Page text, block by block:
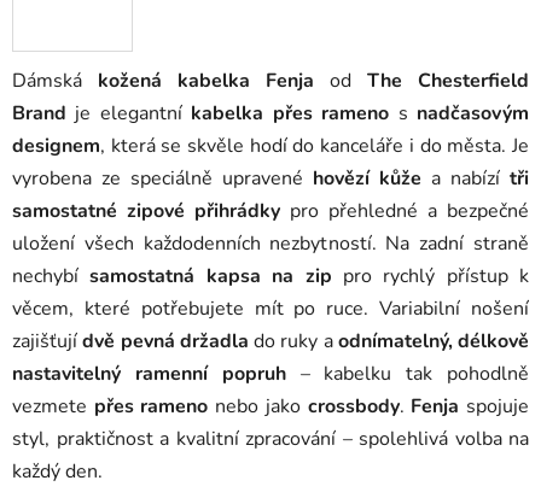
Dámská kožená kabelka Fenja od The Chesterfield
Brand je elegantní kabelka přes rameno s nadčasovým
designem, která se skvěle hodí do kanceláře i do města. Je
vyrobena ze speciálně upravené hovězí kůže a nabízí tři
samostatné zipové přihrádky pro přehledné a bezpečné
uložení všech každodenních nezbytností. Na zadní straně
nechybísamostatná kapsa na zip pro rychlý přístup k
věcem, které potřebujete mít po ruce. Variabilní nošení
zajišťujídvě pevná držadla do ruky aodnímatelný, délkově
nastavitelný ramenní popruh– kabelku tak pohodlně
vezmete přes rameno nebo jako crossbody. Fenja spojuje
styl, praktičnost a kvalitní zpracování – spolehlivá volba na
každý den.